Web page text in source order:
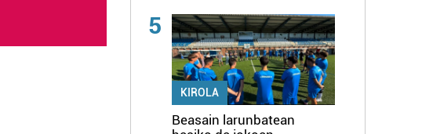
5
KIROLA
Beasain larunbatean